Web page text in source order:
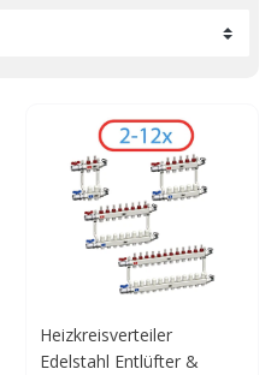
Heizkreisverteiler
Edelstahl Entlüfter &